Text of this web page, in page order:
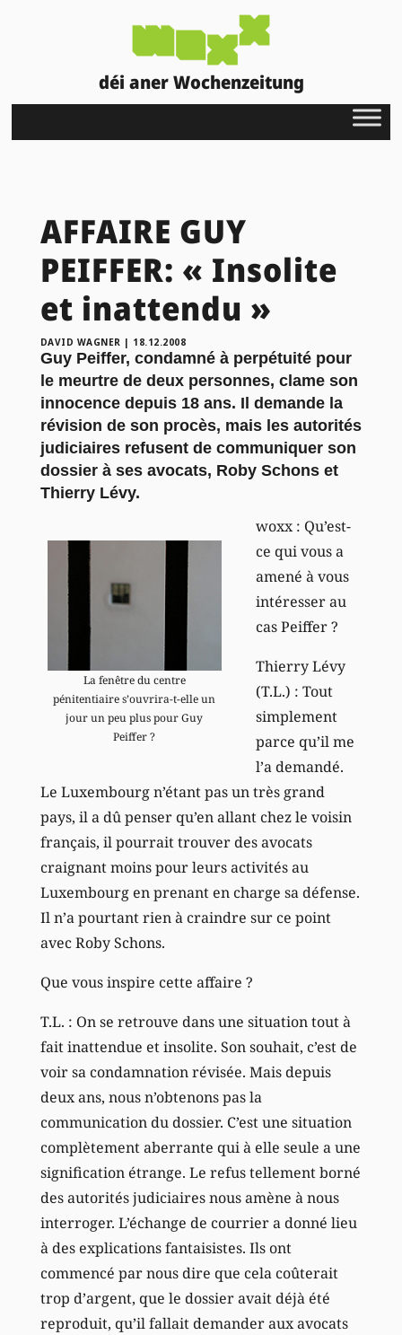
déi aner Wochenzeitung
AFFAIRE GUY
PEIFFER: « Insolite
et inattendu »
DAVID WAGNER | 18.12.2008
Guy Peiffer, condamné à perpétuité pour
le meurtre de deux personnes, clame son
innocence depuis 18 ans. Il demande la
révision de son procès, mais les autorités
judiciaires refusent de communiquer son
dossier à ses avocats, Roby Schons et
Thierry Lévy.
La fenêtre du centre
pénitentiaire s’ouvrira-t-elle un
jour un peu plus pour Guy
Peiffer ?
woxx : Qu’est-
ce qui vous a
amené à vous
intéresser au
cas Peiffer ?
Thierry Lévy
(T.L.) : Tout
simplement
parce qu’il me
l’a demandé.
Le Luxembourg n’étant pas un très grand
pays, il a dû penser qu’en allant chez le voisin
français, il pourrait trouver des avocats
craignant moins pour leurs activités au
Luxembourg en prenant en charge sa défense.
Il n’a pourtant rien à craindre sur ce point
avec Roby Schons.
Que vous inspire cette affaire ?
T.L. : On se retrouve dans une situation tout à
fait inattendue et insolite. Son souhait, c’est de
voir sa condamnation révisée. Mais depuis
deux ans, nous n’obtenons pas la
communication du dossier. C’est une situation
complètement aberrante qui à elle seule a une
signification étrange. Le refus tellement borné
des autorités judiciaires nous amène à nous
interroger. L’échange de courrier a donné lieu
à des explications fantaisistes. Ils ont
commencé par nous dire que cela coûterait
trop d’argent, que le dossier avait déjà été
reproduit, qu’il fallait demander aux avocats